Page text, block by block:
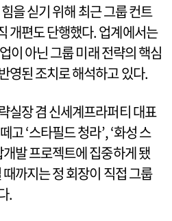
을 싣기 위해 최근 그룹 컨트
개편도 단행했다. 업계에서는
이 아닌 그룹 미래 전략의 핵심
영된 조치로 해석하고 있다.
실장 겸 신세계프라퍼티 대표
고 ‘스타필드 청라’, ‘화성 스
발 프로젝트에 집중하게 됐
까지는 정 회장이 직접 그룹
.